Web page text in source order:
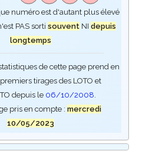
numéro est d'autant plus élevé
PAS sortisouvent NIdepuis
longtemps
de cette page prend en
tirages des LOTO et
depuis le 06/10/2008.
pris en compte :mercredi
10/05/2023